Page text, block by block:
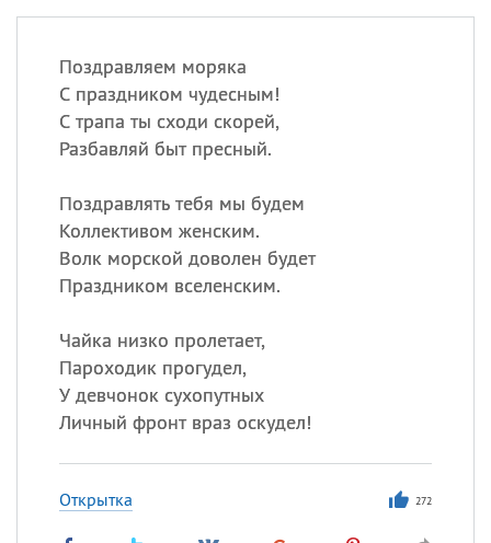
Поздравляем моряка
С праздником чудесным!
С трапа ты сходи скорей,
Разбавляй быт пресный.
Поздравлять тебя мы будем
Коллективом женским.
Волк морской доволен будет
Праздником вселенским.
Чайка низко пролетает,
Пароходик прогудел,
У девчонок сухопутных
Личный фронт враз оскудел!
Открытка 272